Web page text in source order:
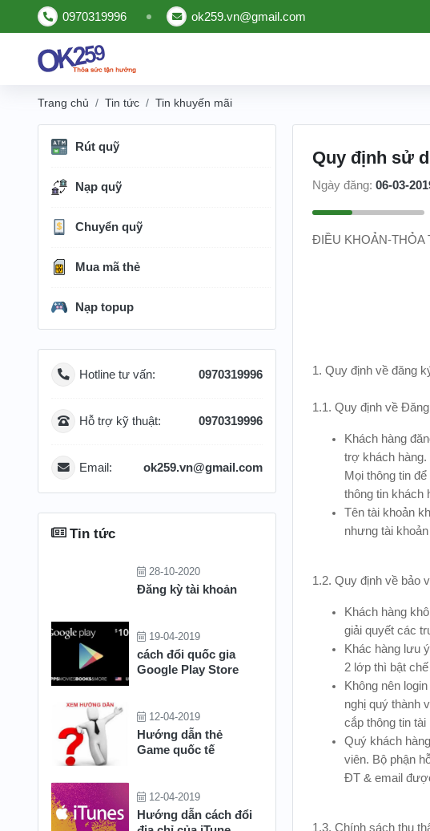
0970319996 ok259.vn@gmail.com
Trang chủ Tin tức Tin khuyến mãi
Rút quỹ
Nạp quỹ
Chuyển quỹ
Mua mã thẻ
Nạp topup
Hotline tư vấn: 0970319996
Hỗ trợ kỹ thuật: 0970319996
Email: ok259.vn@gmail.com
Tin tức
28-10-2020
Đăng kỳ tài khoản
19-04-2019
cách đổi quốc gia
Google Play Store
12-04-2019
Hướng dẫn thẻ
Game quốc tế
12-04-2019
Hướng dẫn cách đổi
Quy định sử
Ngày đăng: 06-03-
ĐIỀU KHOẢN-THỎA
1. Quy định về đăng
1.1. Quy định về
Khách hàng
trợ khách hàng.
Mọi thông tin
thông tin khách
Tên tài khoản
nhưng tài
1.2. Quy định về bảo
Khách hàng
giải quyết các
Khác hàng lưu
2 lớp thì bật
Không nên
nghị quý thành
cắp thông tin tài
Quý khách
viên. Bộ phận
ĐT & email
1.3, Chính sách thu